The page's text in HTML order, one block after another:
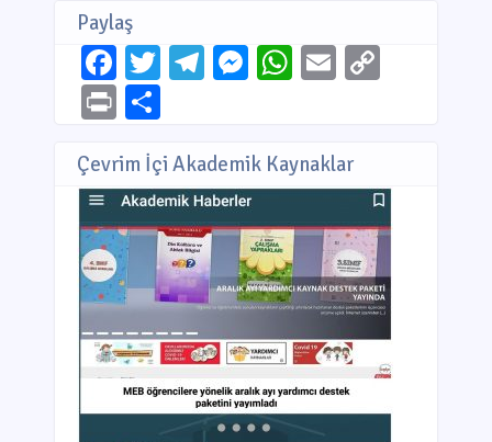
Paylaş
Facebook
Twitter
Telegram
Messenger
WhatsApp
EmailCopy
PrintShare
Çevrim İçi Akademik Kaynaklar